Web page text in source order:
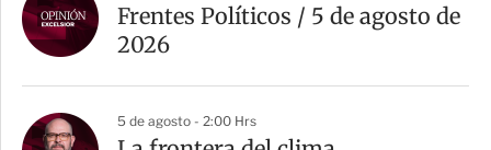
Frentes Políticos / 5 de agosto de
2026
5 de agosto - 2:00 Hrs